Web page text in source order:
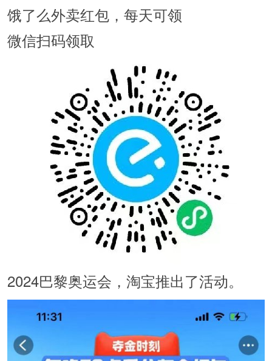
饿了么外卖红包，每天可领
微信扫码领取
2024巴黎奥运会，淘宝推出了活动。